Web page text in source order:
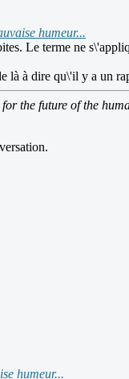
humeur...
Le terme ne
là à dire qu\'il y a un
the future of the
humeur...